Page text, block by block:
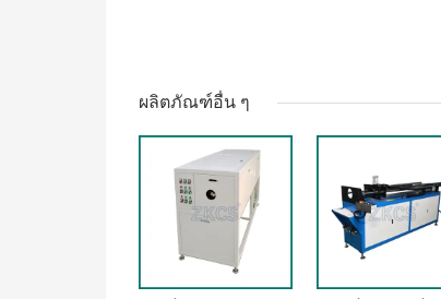
ผลิตภัณฑ์อื่น ๆ